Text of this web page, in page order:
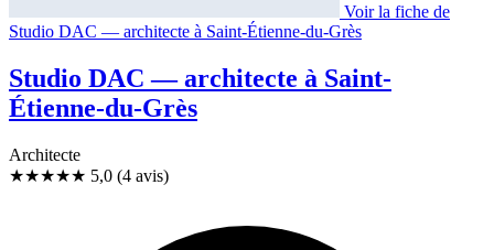
Voir la fiche de
Studio DAC — architecte à Saint-Étienne-du-Grès
Studio DAC — architecte à Saint-
Étienne-du-Grès
Architecte
★★★★★ 5,0 (4 avis)